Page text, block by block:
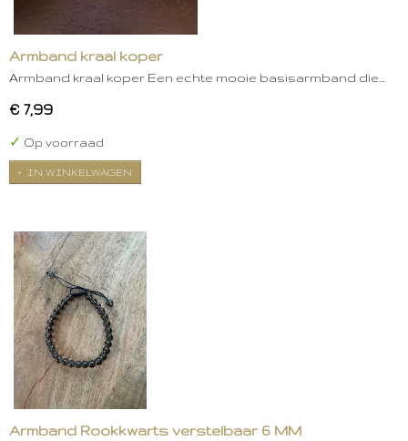
Armband kraal koper
Armband kraal koper Een echte mooie basisarmband die…
€ 7,99
✓ Op voorraad
IN WINKELWAGEN
Armband Rookkwarts verstelbaar 6 MM